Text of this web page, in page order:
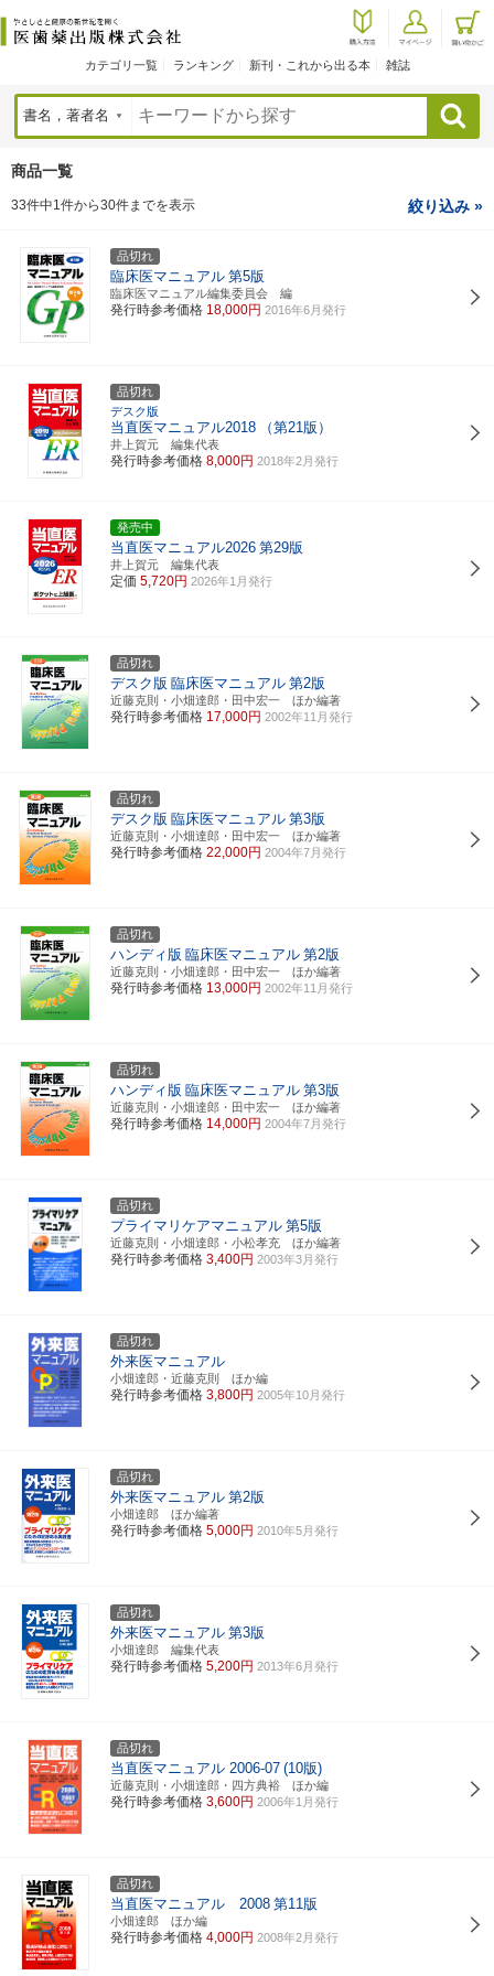
カテゴリ一覧 ランキング 新刊・これから出る本 雑誌
検索
商品一覧
33件中1件から30件までを表示 絞り込み »
品切れ
臨床医マニュアル 第5版
臨床医マニュアル編集委員会 編
発行時参考価格 18,000円 2016年6月発行
品切れ
デスク版
当直医マニュアル2018 （第21版）
井上賀元 編集代表
発行時参考価格 8,000円 2018年2月発行
発売中
当直医マニュアル2026 第29版
井上賀元 編集代表
定価 5,720円 2026年1月発行
品切れ
デスク版 臨床医マニュアル 第2版
近藤克則・小畑達郎・田中宏一 ほか編著
発行時参考価格 17,000円 2002年11月発行
品切れ
デスク版 臨床医マニュアル 第3版
近藤克則・小畑達郎・田中宏一 ほか編著
発行時参考価格 22,000円 2004年7月発行
品切れ
ハンディ版 臨床医マニュアル 第2版
近藤克則・小畑達郎・田中宏一 ほか編著
発行時参考価格 13,000円 2002年11月発行
品切れ
ハンディ版 臨床医マニュアル 第3版
近藤克則・小畑達郎・田中宏一 ほか編著
発行時参考価格 14,000円 2004年7月発行
品切れ
プライマリケアマニュアル 第5版
近藤克則・小畑達郎・小松孝充 ほか編著
発行時参考価格 3,400円 2003年3月発行
品切れ
外来医マニュアル
小畑達郎・近藤克則 ほか編
発行時参考価格 3,800円 2005年10月発行
品切れ
外来医マニュアル 第2版
小畑達郎 ほか編著
発行時参考価格 5,000円 2010年5月発行
品切れ
外来医マニュアル 第3版
小畑達郎 編集代表
発行時参考価格 5,200円 2013年6月発行
品切れ
当直医マニュアル 2006-07 (10版)
近藤克則・小畑達郎・四方典裕 ほか編
発行時参考価格 3,600円 2006年1月発行
品切れ
当直医マニュアル 2008 第11版
小畑達郎 ほか編
発行時参考価格 4,000円 2008年2月発行